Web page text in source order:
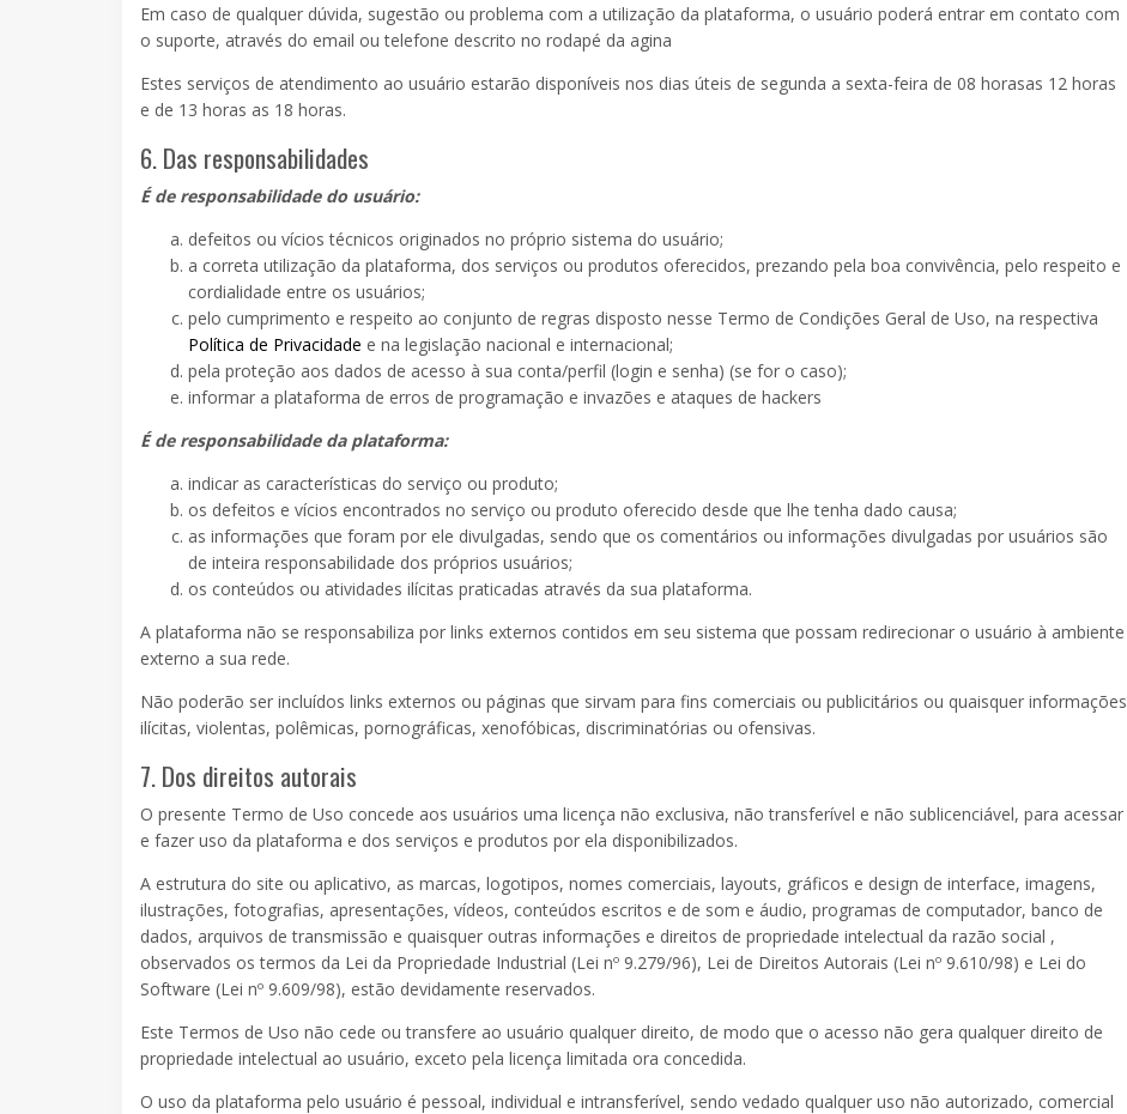
Em caso de qualquer dúvida, sugestão ou problema com a utilização da plataforma, o usuário poderá entrar em contato com
o suporte, através do email ou telefone descrito no rodapé da agina
Estes serviços de atendimento ao usuário estarão disponíveis nos dias úteis de segunda a sexta-feira de 08 horasas 12 horas
e de 13 horas as 18 horas.
6. Das responsabilidades
É de responsabilidade do usuário:
defeitos ou vícios técnicos originados no próprio sistema do usuário;
a correta utilização da plataforma, dos serviços ou produtos oferecidos, prezando pela boa convivência, pelo respeito e
cordialidade entre os usuários;
pelo cumprimento e respeito ao conjunto de regras disposto nesse Termo de Condições Geral de Uso, na respectiva
Política de Privacidade e na legislação nacional e internacional;
pela proteção aos dados de acesso à sua conta/perfil (login e senha) (se for o caso);
informar a plataforma de erros de programação e invazões e ataques de hackers
É de responsabilidade da plataforma:
indicar as características do serviço ou produto;
os defeitos e vícios encontrados no serviço ou produto oferecido desde que lhe tenha dado causa;
as informações que foram por ele divulgadas, sendo que os comentários ou informações divulgadas por usuários são
de inteira responsabilidade dos próprios usuários;
os conteúdos ou atividades ilícitas praticadas através da sua plataforma.
A plataforma não se responsabiliza por links externos contidos em seu sistema que possam redirecionar o usuário à ambiente
externo a sua rede.
Não poderão ser incluídos links externos ou páginas que sirvam para fins comerciais ou publicitários ou quaisquer informações
ilícitas, violentas, polêmicas, pornográficas, xenofóbicas, discriminatórias ou ofensivas.
7. Dos direitos autorais
O presente Termo de Uso concede aos usuários uma licença não exclusiva, não transferível e não sublicenciável, para acessar
e fazer uso da plataforma e dos serviços e produtos por ela disponibilizados.
A estrutura do site ou aplicativo, as marcas, logotipos, nomes comerciais, layouts, gráficos e design de interface, imagens,
ilustrações, fotografias, apresentações, vídeos, conteúdos escritos e de som e áudio, programas de computador, banco de
dados, arquivos de transmissão e quaisquer outras informações e direitos de propriedade intelectual da razão social ,
observados os termos da Lei da Propriedade Industrial (Lei nº 9.279/96), Lei de Direitos Autorais (Lei nº 9.610/98) e Lei do
Software (Lei nº 9.609/98), estão devidamente reservados.
Este Termos de Uso não cede ou transfere ao usuário qualquer direito, de modo que o acesso não gera qualquer direito de
propriedade intelectual ao usuário, exceto pela licença limitada ora concedida.
O uso da plataforma pelo usuário é pessoal, individual e intransferível, sendo vedado qualquer uso não autorizado, comercial